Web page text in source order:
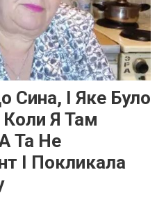
Сина, І Яке Було
Я Там
Та Не
І Покликала